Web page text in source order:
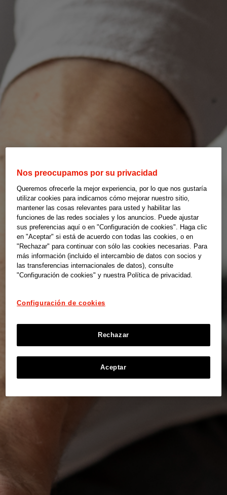
Nos preocupamos por su privacidad
Queremos ofrecerle la mejor experiencia, por lo que nos gustaría
utilizar cookies para indicarnos cómo mejorar nuestro sitio,
mantener las cosas relevantes para usted y habilitar las
funciones de las redes sociales y los anuncios. Puede ajustar
sus preferencias aquí o en "Configuración de cookies". Haga clic
en "Aceptar" si está de acuerdo con todas las cookies, o en
"Rechazar" para continuar con sólo las cookies necesarias. Para
más información (incluido el intercambio de datos con socios y
las transferencias internacionales de datos), consulte
"Configuración de cookies" y nuestra Política de privacidad.
Configuración de cookies
Rechazar
Aceptar